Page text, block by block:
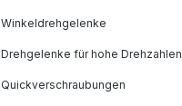
Winkeldrehgelenke
Drehgelenke für hohe Drehzahlen
Quickverschraubungen